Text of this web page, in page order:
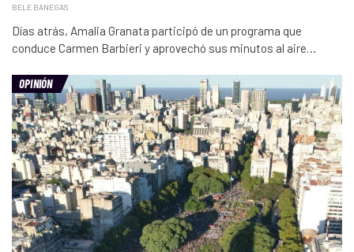
BELE BANEGAS
Días atrás, Amalia Granata participó de un programa que
conduce Carmen Barbieri y aprovechó sus minutos al aire…
OPINIÓN